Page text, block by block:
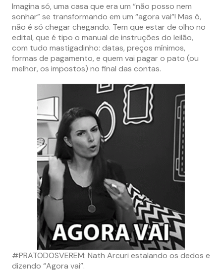
Imagina só, uma casa que era um “não posso nem
sonhar” se transformando em um “agora vai”! Mas ó,
não é só chegar chegando. Tem que estar de olho no
edital, que é tipo o manual de instruções do leilão,
com tudo mastigadinho: datas, preços mínimos,
formas de pagamento, e quem vai pagar o pato (ou
melhor, os impostos) no final das contas.
#PRATODOSVEREM: Nath Arcuri estalando os dedos e
dizendo “Agora vai”.